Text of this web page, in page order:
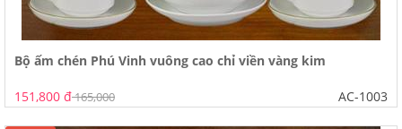
Bộ ấm chén Phú Vinh vuông cao chỉ viền vàng kim
151,800 đ165,000 AC-1003